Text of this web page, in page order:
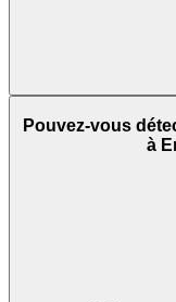
Pouvez-vous
à